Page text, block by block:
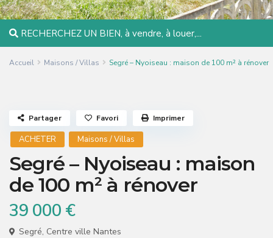
RECHERCHEZ UN BIEN, à vendre, à louer,...
Accueil Maisons / Villas Segré – Nyoiseau : maison de 100 m² à rénover
ACHETER Maisons / Villas
Segré – Nyoiseau : maison
de 100 m² à rénover
39 000 €
Segré, Centre ville Nantes
Partager Favori Imprimer